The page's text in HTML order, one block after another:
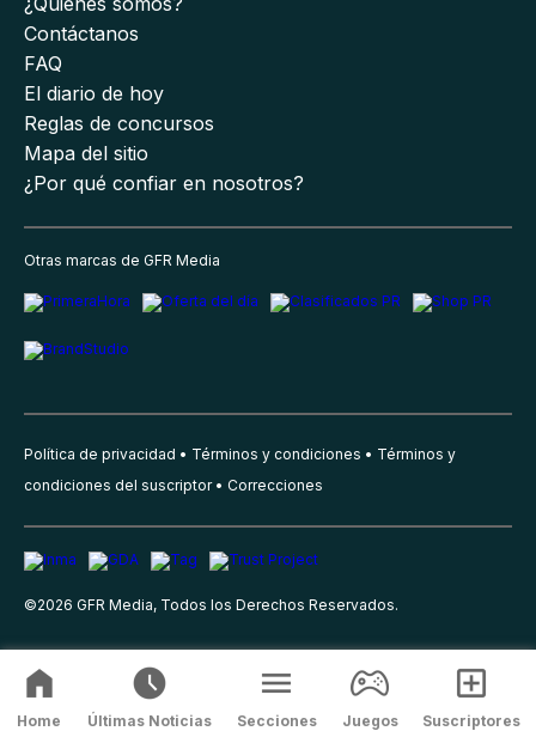
Contáctanos
FAQ
El diario de hoy
Reglas de concursos
Mapa del sitio
¿Por qué confiar en nosotros?
Otras marcas de GFR Media
Política de privacidad Términos y condiciones
Términos y
condiciones del suscriptor
Correcciones
©2026 GFR Media, Todos los Derechos Reservados.
Home Últimas Noticias Secciones Juegos Suscriptores